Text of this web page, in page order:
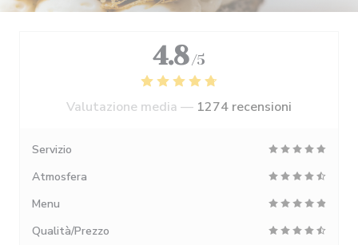
4.8 /5
Valutazione media — 1274 recensioni
Servizio
Atmosfera
Menu
Qualità/Prezzo